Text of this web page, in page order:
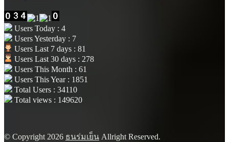
Users Today : 4
Users Yesterday : 7
Users Last 7 days : 81
Users Last 30 days : 278
Users This Month : 61
Users This Year : 1851
Total Users : 34110
Total views : 149620
© Copyright 2026 ธนร่มเย็น Allright Reserved.